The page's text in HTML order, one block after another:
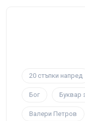
20 стъпки напред
Бог Буквар
Валери Петров